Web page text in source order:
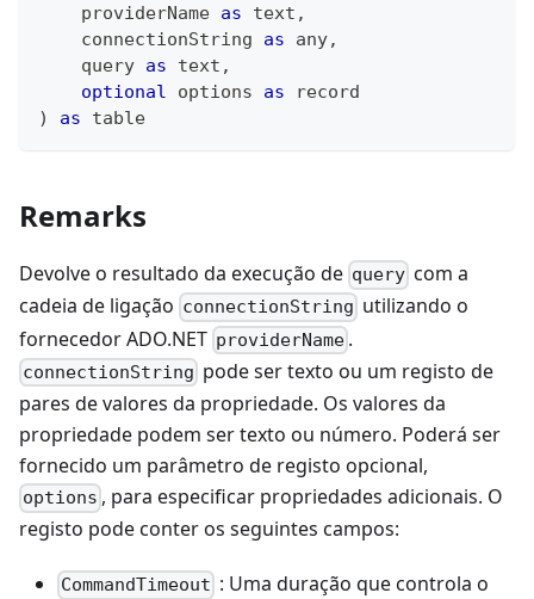
    providerName
as text ,
    connectionString
as any,
    query
as text ,
optional options as
record
)
as table
Remarks
Devolve o resultado da execução de query com a
cadeia de ligação connectionString utilizando o
fornecedor ADO.NET providerName .
connectionString pode ser texto ou um registo de
pares de valores da propriedade. Os valores da
propriedade podem ser texto ou número. Poderá ser
fornecido um parâmetro de registo opcional,
options , para especificar propriedades adicionais. O
registo pode conter os seguintes campos:
CommandTimeout : Uma duração que controla o